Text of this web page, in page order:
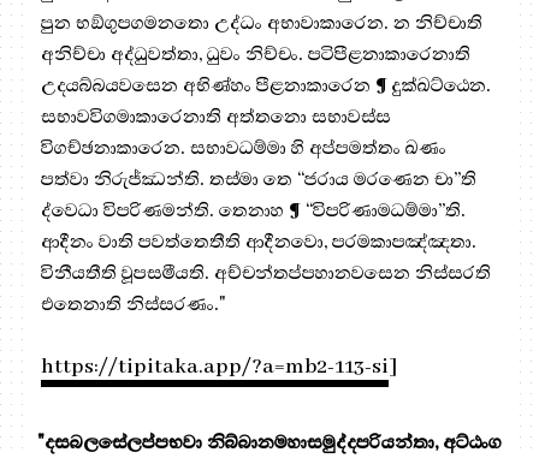
පුන භඞ්ගුපගමනතො උද්ධං අභාවාකාරෙන. න නිච්චාති
අනිච්චා අද්ධුවත්තා, ධුවං නිච්චං. පටිපීළනාකාරෙනාති
උදයබ්බයවසෙන අභිණ්හං පීළනාකාරෙන ¶ දුක්ඛට්ඨෙන.
සභාවවිගමාකාරෙනාති අත්තනො සභාවස්ස
විගච්ඡනාකාරෙන. සභාවධම්මා හි අප්පමත්තං ඛණං
පත්වා නිරුජ්ඣන්ති. තස්මා තෙ “ජරාය මරණෙන චා”ති
ද්වෙධා විපරිණමන්ති. තෙනාහ ¶ “විපරිණාමධම්මා”ති.
ආදීනං වාති පවත්තෙතීති ආදීනවො, පරමකාපඤ්ඤතා.
විනීයතීති වූපසමීයති. අච්චන්තප්පහානවසෙන නිස්සරති
එතෙනාති නිස්සරණං."
https://tipitaka.app/?a=mb2-113-si]
"දසබලසේලප්පභවා නිබ්බානමහාසමුද්දපරියන්තා, අට්ඨංග